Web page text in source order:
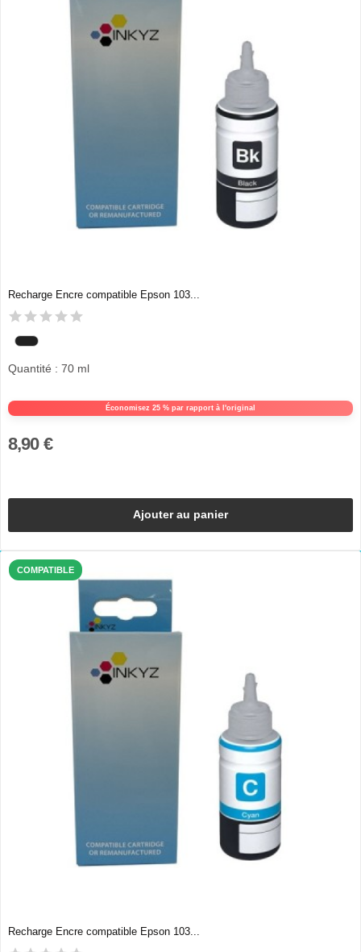
Recharge Encre compatible Epson 103...
Économisez 25 % par rapport à l'original
Quantité : 70 ml
8,90 €
Ajouter au panier
COMPATIBLE
Recharge Encre compatible Epson 103...